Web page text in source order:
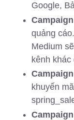
Google,
quảng
Medium
kênh khác
khuyến